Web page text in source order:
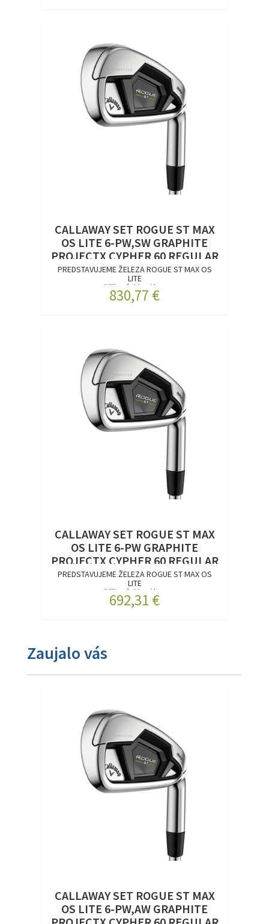
CALLAWAY SET ROGUE ST MAX
OS LITE 6-PW,SW GRAPHITE
PROJECTX CYPHER 60 REGULAR
RH
PREDSTAVUJEME ŽELEZA ROGUE ST MAX OS
LITE
Väčšia rýchlosť lop...
830,77 €
CALLAWAY SET ROGUE ST MAX
OS LITE 6-PW GRAPHITE
PROJECTX CYPHER 60 REGULAR
RH
PREDSTAVUJEME ŽELEZA ROGUE ST MAX OS
LITE
Väčšia rýchlosť lop...
692,31 €
Zaujalo vás
CALLAWAY SET ROGUE ST MAX
OS LITE 6-PW,AW GRAPHITE